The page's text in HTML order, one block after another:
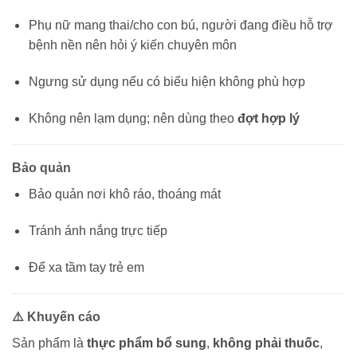
Phụ nữ mang thai/cho con bú, người đang điều hỗ trợ
bệnh nền nên hỏi ý kiến chuyên môn
Ngưng sử dụng nếu có biểu hiện không phù hợp
Không nên lạm dụng; nên dùng theo đợt hợp lý
Bảo quản
Bảo quản nơi khô ráo, thoáng mát
Tránh ánh nắng trực tiếp
Để xa tầm tay trẻ em
⚠️ Khuyến cáo
Sản phẩm là thực phẩm bổ sung, không phải thuốc,